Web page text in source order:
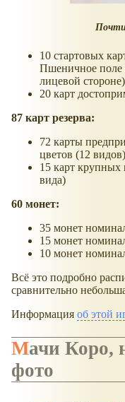
10 стартовых
Пшеничное поле
лицевой стороне)
20 карт
87 карт резерва:
72 карты
цветов (12 видов)
15 карт крупных
вида)
60 монет:
35 монет
15 монет
10 монет
Всё это подробно
сравнительно
Информация об этой
Мачи Коро, настольная игра,
фото